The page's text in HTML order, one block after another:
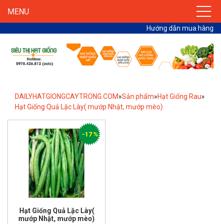
MENU
Hướng dẫn mua hàng
DAILYHATGIONGCAYTRONG.COM»Sản phẩm»Hạt Giống Rau»
Hạt Giống Quả Lặc Lày( mướp Nhật, mướp mèo)
Hạt Giống Quả Lặc Lày(
mướp Nhật, mướp mèo)
-17 %